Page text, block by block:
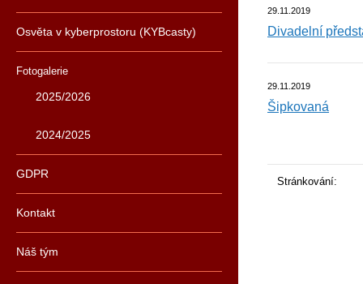
Osvěta v kyberprostoru (KYBcasty)
Fotogalerie
2025/2026
2024/2025
GDPR
Kontakt
Náš tým
29.11.2019
Divadelní
29.11.2019
Šipkovaná
Stránkování: